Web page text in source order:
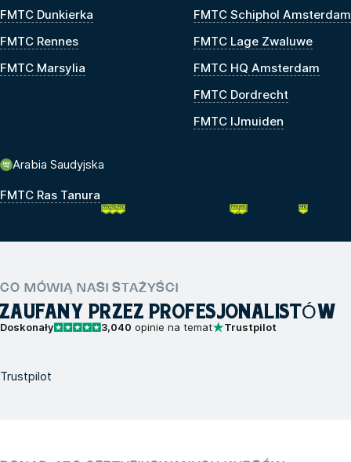
FMTC Dunkierka
FMTC Rennes
FMTC Marsylia
FMTC Schiphol Amsterdam
FMTC Lage Zwaluwe
FMTC HQ Amsterdam
FMTC Dordrecht
FMTC IJmuiden
Arabia Saudyjska
FMTC Ras Tanura
CO MÓWIĄ NASI STAŻYŚCI
ZAUFANY PRZEZ PROFESJONALISTÓW
Doskonały 3,040 opinie na temat Trustpilot
Trustpilot